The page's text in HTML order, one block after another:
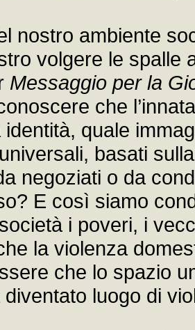
nostro ambiente
volgere le spalle
Messaggio per la
che
identità, quale
basati
negoziati o da
E così siamo
i poveri, i
la violenza
che lo spazio
luogo di